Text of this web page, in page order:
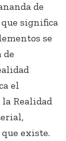
de
significa
se
de
el
Realidad
existe.